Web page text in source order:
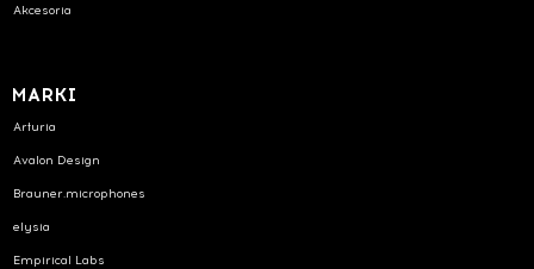
Akcesoria
MARKI
Arturia
Avalon Design
Brauner.microphones
elysia
Empirical Labs